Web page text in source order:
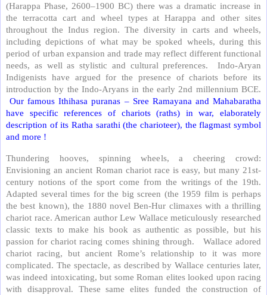
(Harappa Phase, 2600–1900 BC) there was a dramatic increase in
the terracotta cart and wheel types at Harappa and other sites
throughout the Indus region. The diversity in carts and wheels,
including depictions of what may be spoked wheels, during this
period of urban expansion and trade may reflect different functional
needs, as well as stylistic and cultural preferences. Indo-Aryan
Indigenists have argued for the presence of chariots before its
introduction by the Indo-Aryans in the early 2nd millennium BCE.
Our famous Ithihasa puranas – Sree Ramayana and Mahabaratha
have specific references of chariots (raths) in war, elaborately
description of its Ratha sarathi (the charioteer), the flagmast symbol
and more !
Thundering hooves, spinning wheels, a cheering crowd:
Envisioning an ancient Roman chariot race is easy, but many 21st-
century notions of the sport come from the writings of the 19th.
Adapted several times for the big screen (the 1959 film is perhaps
the best known), the 1880 novel Ben-Hur climaxes with a thrilling
chariot race. American author Lew Wallace meticulously researched
classic texts to make his book as authentic as possible, but his
passion for chariot racing comes shining through. Wallace adored
chariot racing, but ancient Rome’s relationship to it was more
complicated. The spectacle, as described by Wallace centuries later,
was indeed intoxicating, but some Roman elites looked upon racing
with disapproval. These same elites funded the construction of